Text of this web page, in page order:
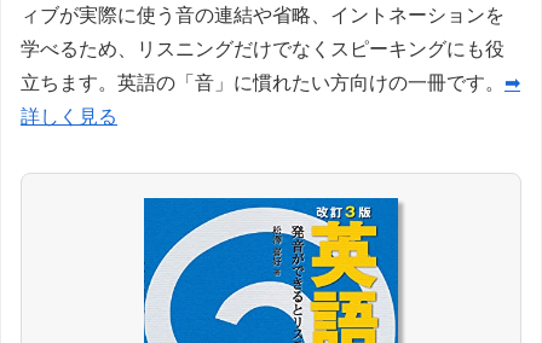
ィブが実際に使う音の連結や省略、イントネーションを
学べるため、リスニングだけでなくスピーキングにも役
立ちます。英語の「音」に慣れたい方向けの一冊です。 ➡
詳しく見る